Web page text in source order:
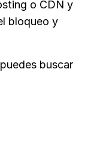
o CDN y
bloqueo y
buscar